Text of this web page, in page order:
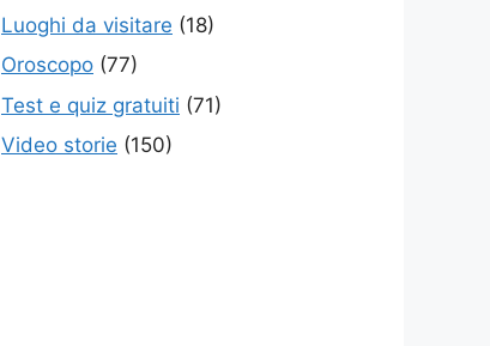
Luoghi da visitare (18)
Oroscopo (77)
Test e quiz gratuiti (71)
Video storie (150)